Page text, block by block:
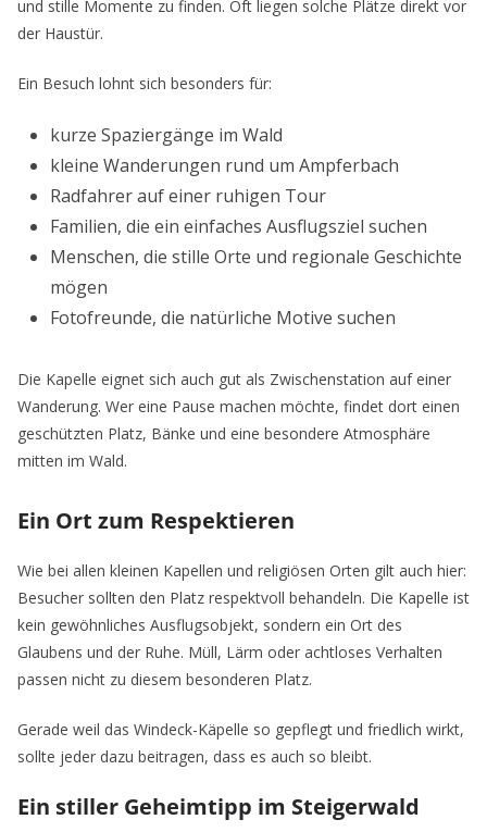
und stille Momente zu finden. Oft liegen solche Plätze direkt vor
der Haustür.
Ein Besuch lohnt sich besonders für:
kurze Spaziergänge im Wald
kleine Wanderungen rund um Ampferbach
Radfahrer auf einer ruhigen Tour
Familien, die ein einfaches Ausflugsziel suchen
Menschen, die stille Orte und regionale Geschichte
mögen
Fotofreunde, die natürliche Motive suchen
Die Kapelle eignet sich auch gut als Zwischenstation auf einer
Wanderung. Wer eine Pause machen möchte, findet dort einen
geschützten Platz, Bänke und eine besondere Atmosphäre
mitten im Wald.
Ein Ort zum Respektieren
Wie bei allen kleinen Kapellen und religiösen Orten gilt auch hier:
Besucher sollten den Platz respektvoll behandeln. Die Kapelle ist
kein gewöhnliches Ausflugsobjekt, sondern ein Ort des
Glaubens und der Ruhe. Müll, Lärm oder achtloses Verhalten
passen nicht zu diesem besonderen Platz.
Gerade weil das Windeck-Käpelle so gepflegt und friedlich wirkt,
sollte jeder dazu beitragen, dass es auch so bleibt.
Ein stiller Geheimtipp im Steigerwald